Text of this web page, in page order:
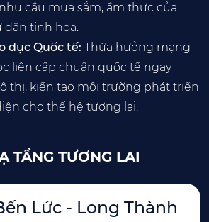
cầu mua sắm, ẩm thực của
dân tinh hoa.
dục Quốc tế: Thừa hưởng mạng
liên cấp chuẩn quốc tế ngay
thị, kiến tạo môi trường phát triển
cho thế hệ tương lai.
TẦNG TƯƠNG LAI
Lức - Long Thành